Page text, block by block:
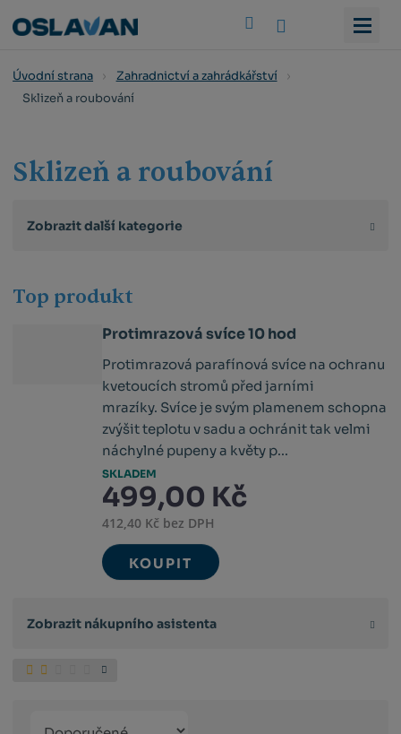
Úvodní strana
Zahradnictví a zahrádkářství
Sklizeň a roubování
Sklizeň a roubování
Zobrazit další kategorie
Top produkt
Protimrazová svíce 10 hod
Protimrazová parafínová svíce na ochranu
kvetoucích stromů před jarními
mrazíky. Svíce je svým plamenem schopna
zvýšit teplotu v sadu a ochránit tak velmi
náchylné pupeny a květy p...
SKLADEM
499,00 Kč
412,40 Kč bez DPH
KOUPIT
Zobrazit nákupního asistenta